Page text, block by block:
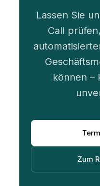
Lassen Sie
Call
können –
Zum